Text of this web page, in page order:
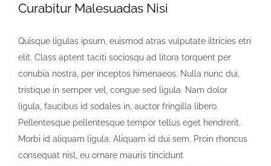
Curabitur Malesuadas Nisi
Quisque ligulas ipsum, euismod atras vulputate iltricies etri
elit. Class aptent taciti sociosqu ad litora torquent per
conubia nostra, per inceptos himenaeos. Nulla nunc dui,
tristique in semper vel, congue sed ligula. Nam dolor
ligula, faucibus id sodales in, auctor fringilla libero.
Pellentesque pellentesque tempor tellus eget hendrerit.
Morbi id aliquam ligula. Aliquam id dui sem. Proin rhoncus
consequat nisl, eu ornare mauris tincidunt